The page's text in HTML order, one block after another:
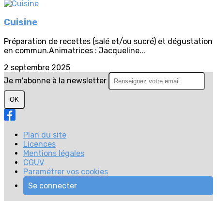
Cuisine
Préparation de recettes (salé et/ou sucré) et dégustation
en commun.Animatrices : Jacqueline...
2 septembre 2025
Je m'abonne à la newsletter
OK
Plan du site
Licences
Mentions légales
CGUV
Paramétrer vos cookies
Se connecter